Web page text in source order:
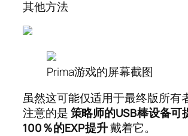
其他方法
Prima游戏的屏幕截图
虽然这可能仅适用于最终版所有
注意的是策略师的USB棒设备可
100％的EXP提升戴着它。